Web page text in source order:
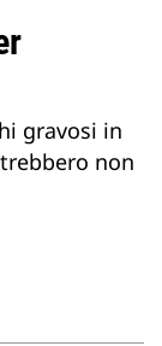
gravosi in
non